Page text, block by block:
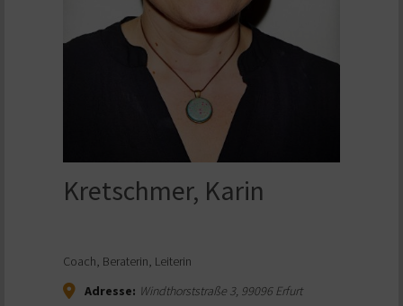
Kretschmer, Karin
Coach, Beraterin, Leiterin
Adresse: Windthorststraße 3, 99096Erfurt